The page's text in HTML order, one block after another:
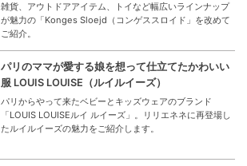
雑貨、アウトドアアイテム、トイなど幅広いラインナップ
が魅力の「Konges Sloejd（コンゲススロイド」を改めて
ご紹介。
パリのママが愛する娘を想って仕立てたかわいい
服 LOUIS LOUISE（ルイルイーズ）
パリからやって来たベビーとキッズウェアのブランド
「LOUIS LOUISEルイ ルイーズ」。リリエネネに再登場し
たルイルイーズの魅力をご紹介します。